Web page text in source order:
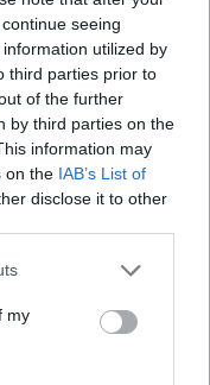
seeing
utilized by
third parties prior to
of the further
by third parties on the
information may
on the IAB’s List of
disclose it to other
my
szeme nevet – így
jár és
vívott háborúja
13-án kirobbant
Oroszország és
es kitörése után